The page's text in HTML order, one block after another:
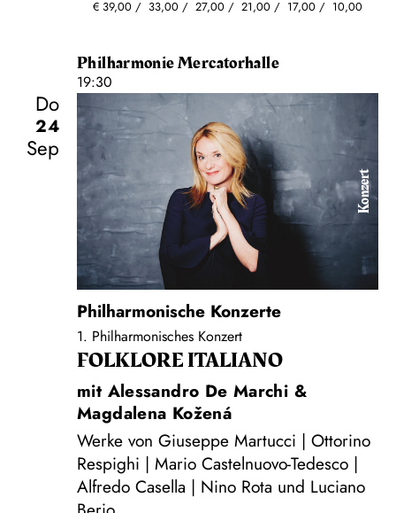
€ 39,00 33,00 27,00 21,00 17,00 10,00
Philharmonie Mercatorhalle
19:30
Do
24
Sep
Konzert
Philharmonische Konzerte
1. Philharmonisches Konzert
FOLKLORE ITALIANO
mit Alessandro De Marchi &
Magdalena Kožená
Werke von Giuseppe Martucci | Ottorino
Respighi | Mario Castelnuovo-Tedesco |
Alfredo Casella | Nino Rota und Luciano